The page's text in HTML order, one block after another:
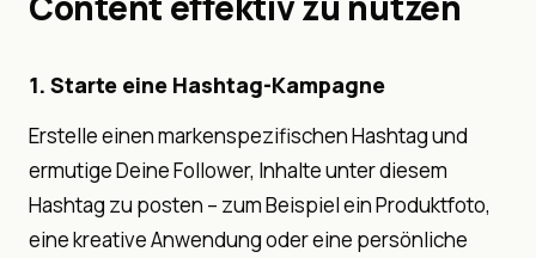
1. Starte eine Hashtag-Kampagne
Erstelle einen markenspezifischen Hashtag und
ermutige Deine Follower, Inhalte unter diesem
Hashtag zu posten – zum Beispiel ein Produktfoto,
eine kreative Anwendung oder eine persönliche